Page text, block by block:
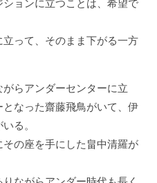
って、そのまま下がる一方
らアンダーセンターに立
なった齋藤飛鳥がいて、伊
る。
の座を手にした畠中清羅が